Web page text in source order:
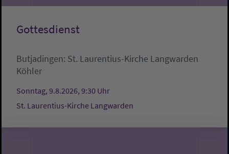
Gottesdienst
Butjadingen: St. Laurentius-Kirche Langwarden
Köhler
Sonntag, 9.8.2026, 9:30 Uhr
St. Laurentius-Kirche Langwarden